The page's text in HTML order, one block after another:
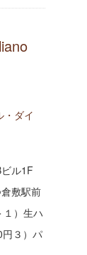
・ダイ
ビル1F
敷駅前
）生ハ
３）パ